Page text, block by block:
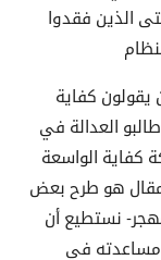
الذين فقدوا
كفاية
العدالة في
كفاية الواسعة
هو طرح بعض
نستطيع أن
في